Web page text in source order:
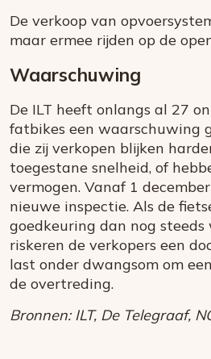
De verkoop van
maar ermee rijden op de
Waarschuwing
De ILT heeft onlangs al 27
fatbikes een waarschuwing
die zij verkopen blijken
toegestane snelheid, of
vermogen. Vanaf 1
nieuwe inspectie. Als de
goedkeuring dan nog
riskeren de verkopers een
last onder dwangsom om
de overtreding.
Bronnen: ILT, De Telegraaf,